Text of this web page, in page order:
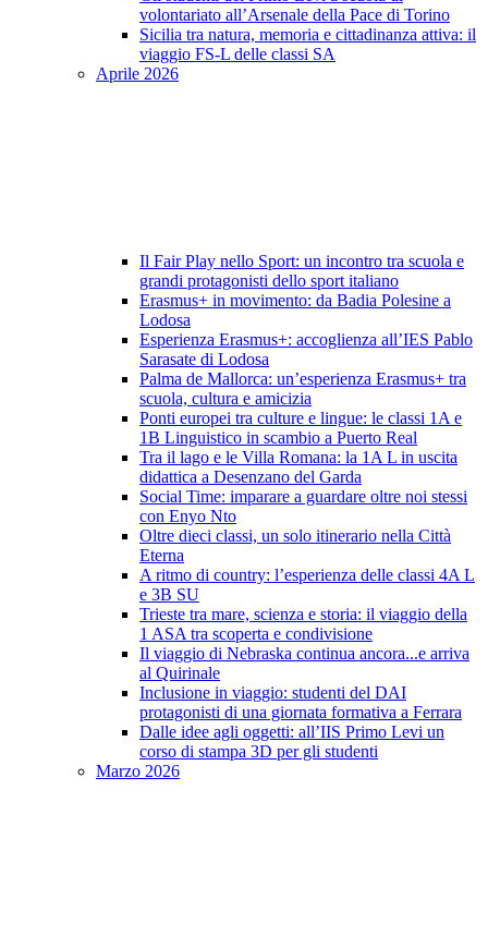
volontariato all’Arsenale della Pace di Torino
Sicilia tra natura, memoria e cittadinanza attiva: il
viaggio FS-L delle classi SA
Aprile 2026
Il Fair Play nello Sport: un incontro tra scuola e
grandi protagonisti dello sport italiano
Erasmus+ in movimento: da Badia Polesine a
Lodosa
Esperienza Erasmus+: accoglienza all’IES Pablo
Sarasate di Lodosa
Palma de Mallorca: un’esperienza Erasmus+ tra
scuola, cultura e amicizia
Ponti europei tra culture e lingue: le classi 1A e
1B Linguistico in scambio a Puerto Real
Tra il lago e le Villa Romana: la 1A L in uscita
didattica a Desenzano del Garda
Social Time: imparare a guardare oltre noi stessi
con Enyo Nto
Oltre dieci classi, un solo itinerario nella Città
Eterna
A ritmo di country: l’esperienza delle classi 4A L
e 3B SU
Trieste tra mare, scienza e storia: il viaggio della
1 ASA tra scoperta e condivisione
Il viaggio di Nebraska continua ancora...e arriva
al Quirinale
Inclusione in viaggio: studenti del DAI
protagonisti di una giornata formativa a Ferrara
Dalle idee agli oggetti: all’IIS Primo Levi un
corso di stampa 3D per gli studenti
Marzo 2026